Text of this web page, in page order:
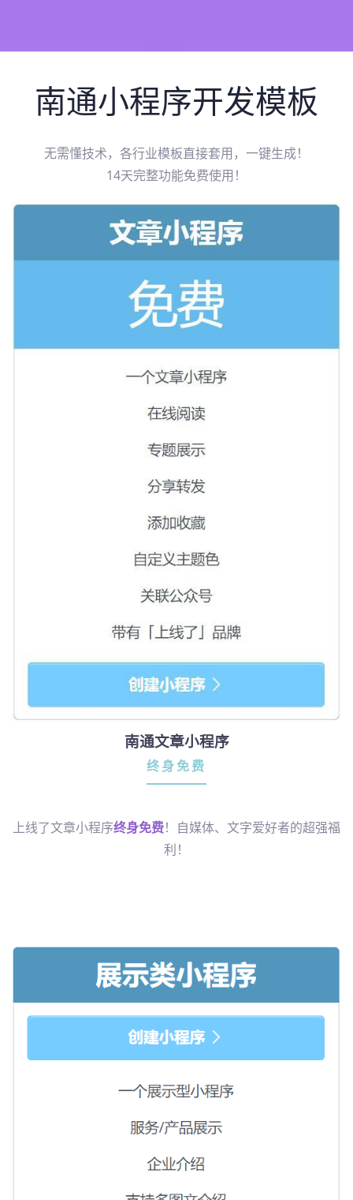
南通小程序开发模板
无需懂技术，各行业模板直接套用，一键生成！
14天完整功能免费使用！
南通文章小程序
终身免费
上线了文章小程序终身免费！自媒体、文字爱好者的超强福
利！